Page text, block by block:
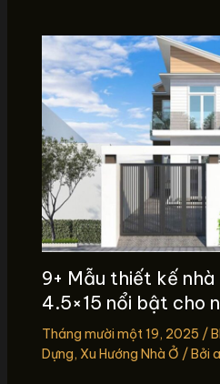
9+ Mẫu thiết kế
4.5×15 nổi bật cho
Tháng mười một 19, 2025 /
Dựng, Xu Hướng Nhà Ở / Bởi